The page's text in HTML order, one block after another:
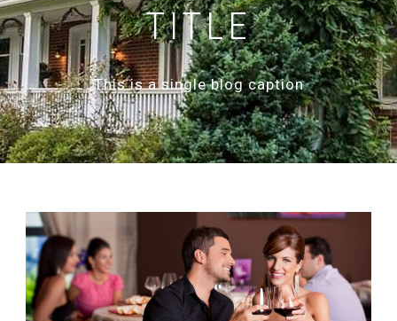
TITLE
This is a single blog caption